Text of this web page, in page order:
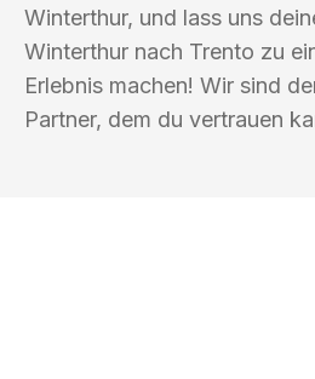
Winterthur, und lass uns
Winterthur nach Trento zu
Erlebnis machen! Wir sind
Partner, dem du vertrauen